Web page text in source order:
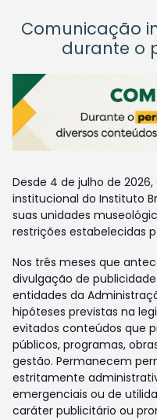
Comunicação
durante o
Desde 4 de julho de
institucional do Instituto
suas unidades
restrições estabelecidas
Nos três meses que
divulgação de
entidades da
hipóteses previstas na
evitados conteúdos que
públicos, programas,
gestão. Permanecem
estritamente
emergenciais ou de
caráter publicitário ou